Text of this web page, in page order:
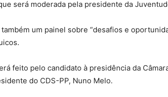
será moderada pela presidente da
um painel sobre “desafios e
feito pelo candidato à presidência da
do CDS-PP, Nuno Melo.